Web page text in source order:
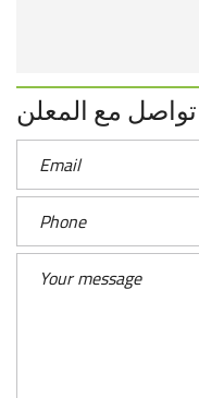
تواصل مع المعلن